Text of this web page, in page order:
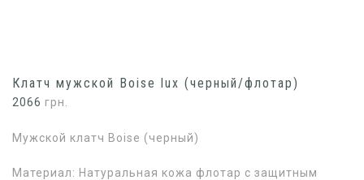
Клатч мужской Boise lux (черный/флотар)
2066 грн.
Мужской клатч Boise (черный)
Материал: Натуральная кожа флотар с защитным